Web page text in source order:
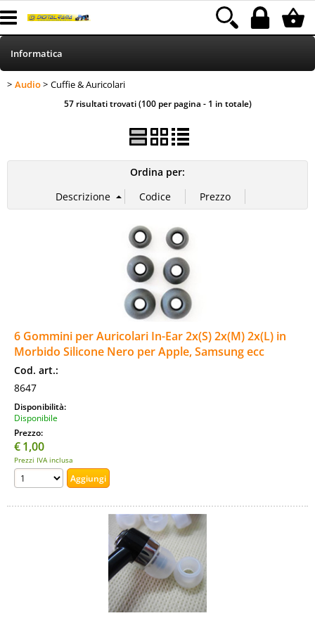
Categoria: Informatica>
HOME
Informatica
Stampa
MEDIACOM
Audio Cuffie & Auricolari
57 risultati trovati (100 per pagina - 1 in totale)
Ordina per:
6 Gommini per Auricolari In-Ear 2x(S) 2x(M) 2x(L) in
Morbido Silicone Nero per Apple, Samsung ecc
Cod. art.:
8647
Disponibilità:
Disponibile
Prezzo:
€1,00
Prezzi IVA inclusa